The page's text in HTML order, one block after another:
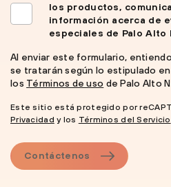
los productos,
información acerca de
especiales de Palo
Al enviar este formulario,
se tratarán según lo estipulado
los Términos de uso de Palo Alto
Este sitio está protegido por
Privacidad y los Términos del Servicio
Contáctenos